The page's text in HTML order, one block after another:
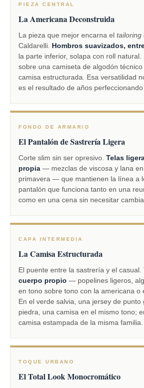
PIEZA CENTRAL
La Americana Deconstruida
La pieza que mejor encarna el tailoring
Caldarelli. Hombros suavizados,
la parte inferior, solapa con roll natural.
sobre una camiseta de algodón
camisa estructurada. Esa versatilidad
es el resultado de años perfeccionando
FONDO DE ARMARIO
El Pantalón de Sastrería Ligera
Corte slim sin ser opresivo. Telas
propia — mezclas de viscosa y lana
primavera — que mantienen la línea a
pantalón que funciona tanto en una
como en una cena sin necesitar
CAPA INTERMEDIA
La Camisa Estructurada
El puente entre la sastrería y el casual.
cuerpo propio — popelines ligeros,
en tono sobre tono con la americana o
En el verde salvia, una jersey de punto
piedra, una camisa en el mismo tono;
camisa estampada de la misma familia.
TOQUE URBANO
El Total Look Monocromático